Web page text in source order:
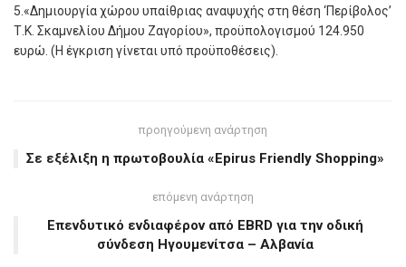
5.«Δημιουργία χώρου υπαίθριας αναψυχής στη θέση ‘Περίβολος’
Τ.Κ. Σκαμνελίου Δήμου Ζαγορίου», προϋπολογισμού 124.950
ευρώ. (Η έγκριση γίνεται υπό προϋποθέσεις).
προηγούμενη ανάρτηση
Σε εξέλιξη η πρωτοβουλία «Epirus Friendly Shopping»
επόμενη ανάρτηση
Επενδυτικό ενδιαφέρον από EBRD για την οδική
σύνδεση Ηγουμενίτσα – Αλβανία